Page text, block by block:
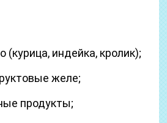
(курица, индейка, кролик);
желе;
продукты;